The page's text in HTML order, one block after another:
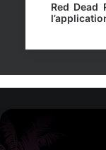
Red Dead
Rockstar Mag’,